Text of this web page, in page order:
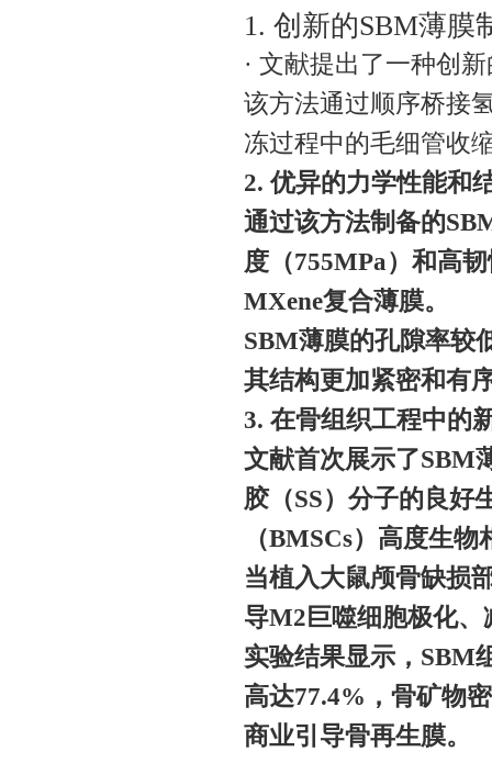
1. 创新的SBM薄膜
· 文献提出了一种创
该方法通过顺序桥接
冻过程中的毛细管收
2. 优异的力学性能和
通过该方法制备的
度（755MPa）和高
MXene复合薄膜。
SBM薄膜的孔隙率较
其结构更加紧密和有
3. 在骨组织工程中的
文献首次展示了SBM
胶（SS）分子的良好
（BMSCs）高度生物
当植入大鼠颅骨缺损
导M2巨噬细胞极化
实验结果显示，SBM
高达77.4%，骨矿物
商业引导骨再生膜。